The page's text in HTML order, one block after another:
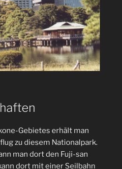
Gebietes erhält man
zu diesem Nationalpark.
man dort den Fuji-san
dort mit einer Seilbahn